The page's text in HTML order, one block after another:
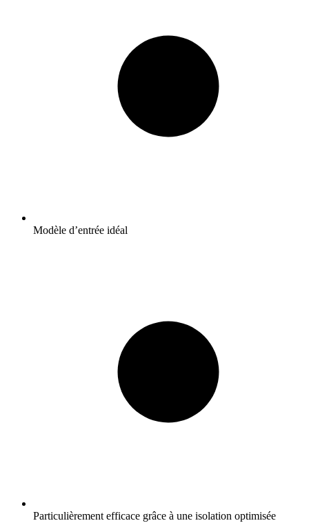
Modèle d’entrée idéal
Particulièrement efficace grâce à une isolation optimisée